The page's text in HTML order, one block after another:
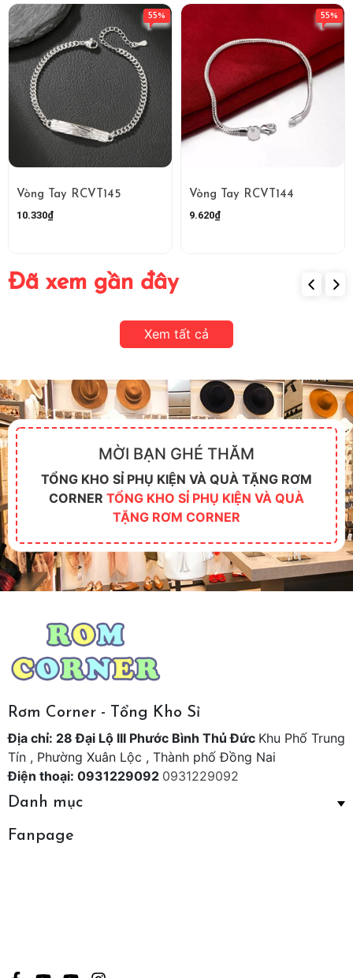
55%
Vòng Tay RCVT145
10.330₫
55%
Vòng Tay RCVT144
9.620₫
Đã xem gần đây
Xem tất cả
MỜI BẠN GHÉ THĂM
TỔNG KHO SỈ PHỤ KIỆN VÀ QUÀ TẶNG RƠM
CORNER TỔNG KHO SỈ PHỤ KIỆN VÀ QUÀ
TẶNG RƠM CORNER
Rơm Corner - Tổng Kho Sỉ
Địa chỉ: 28 Đại Lộ III Phước Bình Thủ Đức Khu Phố Trung
Tín , Phường Xuân Lộc , Thành phố Đồng Nai
Điện thoại: 0931229092 0931229092
Danh mục
Fanpage